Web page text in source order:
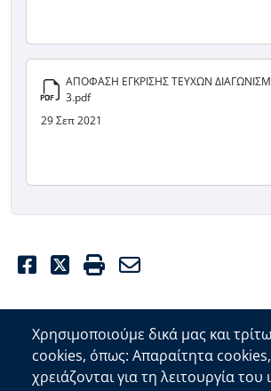
ΑΠΟΦΑΣΗ ΕΓΚΡΙΣΗΣ ΤΕΥΧΩΝ
3.pdf
29 Σεπ 2021
Facebook
Twitter
Print
Επικοινωνία
Χρησιμοποιούμε δικά μας και
cookies, όπως: Απαραίτητα
χρειάζονται για τη λειτουργία του